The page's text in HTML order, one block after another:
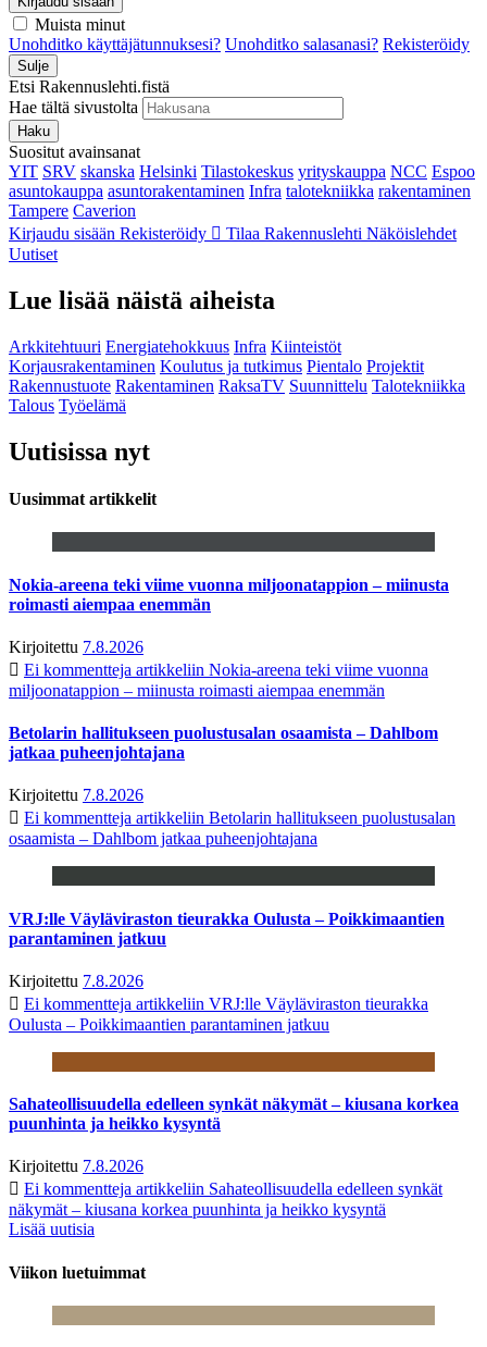
Muista minut
Unohditko käyttäjätunnuksesi? Unohditko salasanasi? Rekisteröidy
Sulje
Etsi Rakennuslehti.fistä
Hae tältä sivustolta
Haku
Suositut avainsanat
YIT SRV skanska Helsinki Tilastokeskus yrityskauppa NCC Espoo
asuntokauppa asuntorakentaminen Infra talotekniikka rakentaminen
Tampere Caverion
Kirjaudu sisään Rekisteröidy Tilaa Rakennuslehti Näköislehdet
Uutiset
Lue lisää näistä aiheista
Arkkitehtuuri Energiatehokkuus Infra Kiinteistöt
Korjausrakentaminen Koulutus ja tutkimus Pientalo Projektit
Rakennustuote Rakentaminen RaksaTV Suunnittelu Talotekniikka
Talous Työelämä
Uutisissa nyt
Uusimmat artikkelit
Nokia-areena teki viime vuonna miljoonatappion – miinusta
roimasti aiempaa enemmän
Kirjoitettu 7.8.2026
Ei kommentteja artikkeliin Nokia-areena teki viime vuonna
miljoonatappion – miinusta roimasti aiempaa enemmän
Betolarin hallitukseen puolustusalan osaamista – Dahlbom
jatkaa puheenjohtajana
Kirjoitettu 7.8.2026
Ei kommentteja artikkeliin Betolarin hallitukseen puolustusalan
osaamista – Dahlbom jatkaa puheenjohtajana
VRJ:lle Väyläviraston tieurakka Oulusta – Poikkimaantien
parantaminen jatkuu
Kirjoitettu 7.8.2026
Ei kommentteja artikkeliin VRJ:lle Väyläviraston tieurakka
Oulusta – Poikkimaantien parantaminen jatkuu
Sahateollisuudella edelleen synkät näkymät – kiusana korkea
puunhinta ja heikko kysyntä
Kirjoitettu 7.8.2026
Ei kommentteja artikkeliin Sahateollisuudella edelleen synkät
näkymät – kiusana korkea puunhinta ja heikko kysyntä
Lisää uutisia
Viikon luetuimmat